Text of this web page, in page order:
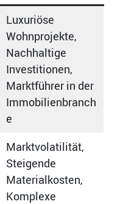
Luxuriöse
Wohnprojekte,
Nachhaltige
Investitionen,
Marktführer in der
Immobilienbranch
e
Marktvolatilität,
Steigende
Materialkosten,
Komplexe